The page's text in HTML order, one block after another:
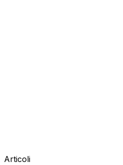
Articoli